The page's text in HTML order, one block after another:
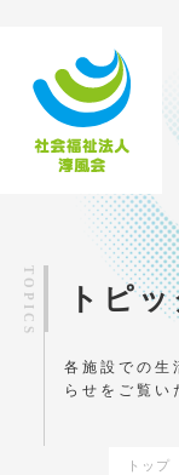
トピ
各施設での生
らせをご覧い
トップ